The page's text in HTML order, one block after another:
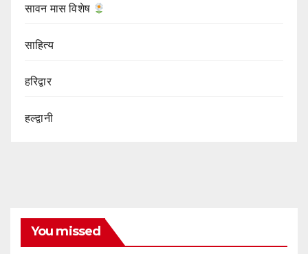
सावन मास विशेष
साहित्य
हरिद्वार
हल्द्वानी
You missed